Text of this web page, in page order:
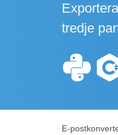
tredje
E-